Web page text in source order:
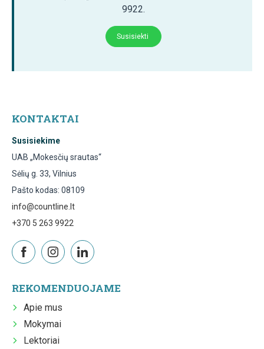
9922.
Susisiekti
KONTAKTAI
Susisiekime
UAB „Mokesčių srautas“
Sėlių g. 33, Vilnius
Pašto kodas: 08109
info@countline.lt
+370 5 263 9922
REKOMENDUOJAME
Apie mus
Mokymai
Lektoriai